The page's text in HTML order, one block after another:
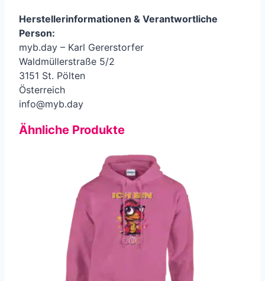
Herstellerinformationen & Verantwortliche
Person:
myb.day – Karl Gererstorfer
Waldmüllerstraße 5/2
3151 St. Pölten
Österreich
info@myb.day
Ähnliche Produkte